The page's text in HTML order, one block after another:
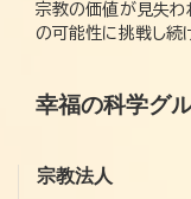
宗教の価値が見失わ
の可能性に挑戦し続
幸福の科学グ
宗教法人